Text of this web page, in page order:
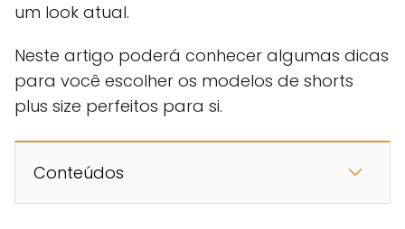
um look atual.
Neste artigo poderá conhecer algumas dicas
para você escolher os modelos de shorts
plus size perfeitos para si.
Conteúdos